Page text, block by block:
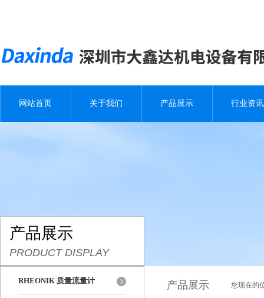
网站首页 关于我们 产品展示 行业资讯
产品展示
PRODUCT DISPLAY
RHEONIK 质量流量计 产品展示 您现在的